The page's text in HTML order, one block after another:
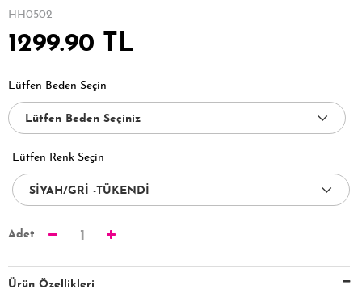
HH0502
1299.90 TL
Lütfen Beden Seçin
Lütfen Renk Seçin
Adet 1
Ürün Özellikleri